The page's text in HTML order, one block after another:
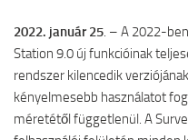
2022. január 25. – A 2022-
Station 9.0 új funkcióinak
rendszer kilencedik
kényelmesebb használatot
méretétől függetlenül. A